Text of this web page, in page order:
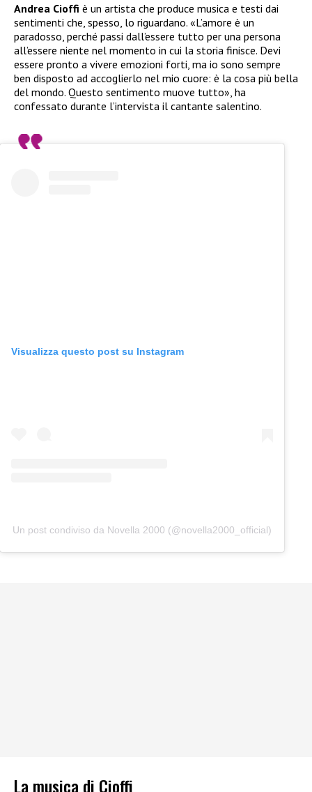
Andrea Cioffi è un artista che produce musica e testi dai
sentimenti che, spesso, lo riguardano. «L’amore è un
paradosso, perché passi dall’essere tutto per una persona
all’essere niente nel momento in cui la storia finisce. Devi
essere pronto a vivere emozioni forti, ma io sono sempre
ben disposto ad accoglierlo nel mio cuore: è la cosa più bella
del mondo. Questo sentimento muove tutto», ha
confessato durante l’intervista il cantante salentino.
Visualizza questo post su Instagram
Un post condiviso da Novella 2000 (@novella2000_official)
La musica di Cioffi